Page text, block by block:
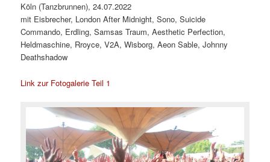
Köln (Tanzbrunnen), 24.07.2022
mit Eisbrecher, London After Midnight, Sono, Suicide
Commando, Erdling, Samsas Traum, Aesthetic Perfection,
Heldmaschine, Rroyce, V2A, Wisborg, Aeon Sable, Johnny
Deathshadow
Link zur Fotogalerie Teil 1